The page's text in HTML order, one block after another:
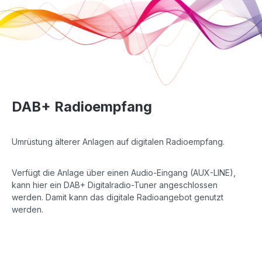
DAB+ Radioempfang
Umrüstung älterer Anlagen auf digitalen Radioempfang.
Verfügt die Anlage über einen Audio-Eingang (AUX-LINE),
kann hier ein DAB+ Digitalradio-Tuner angeschlossen
werden. Damit kann das digitale Radioangebot genutzt
werden.